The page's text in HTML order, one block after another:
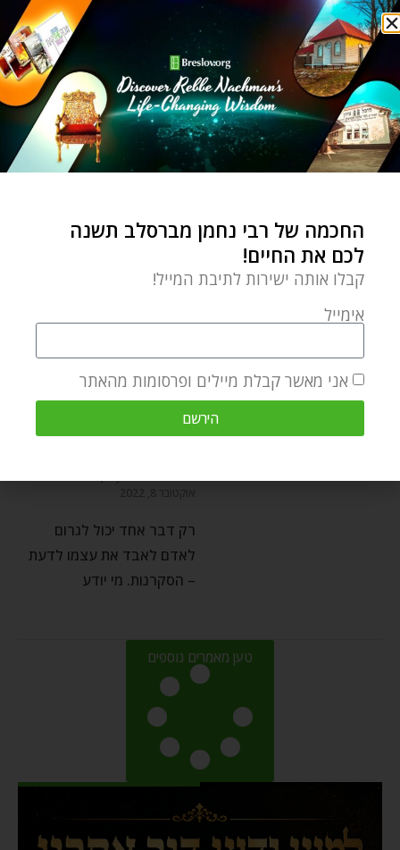
שיאמר לכם שצריך יותר מזל
משכל, אבל יש מי
רבי נחמן
גן עדן בחמש דקות!
עדן! כי "ליקוטי תפילות זה גן
פשוט ועמוק
הסקרנות כואבת מאוד –
רק דבר אחד יכול לגרום
לאדם לאבד את עצמו לדעת
– הסקרנות. מי יודע
טען מאמרים נוספים
החכמה של רבי נחמן מברסלב תשנה
לכם את החיים!
קבלו אותה ישירות לתיבת המייל!
אימייל
אני מאשר קבלת מיילים ופרסומות מהאתר
הירשם